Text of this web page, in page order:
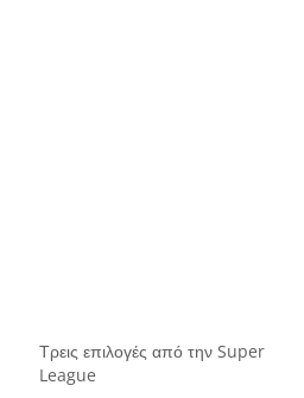
Τρεις επιλογές από την Super
League